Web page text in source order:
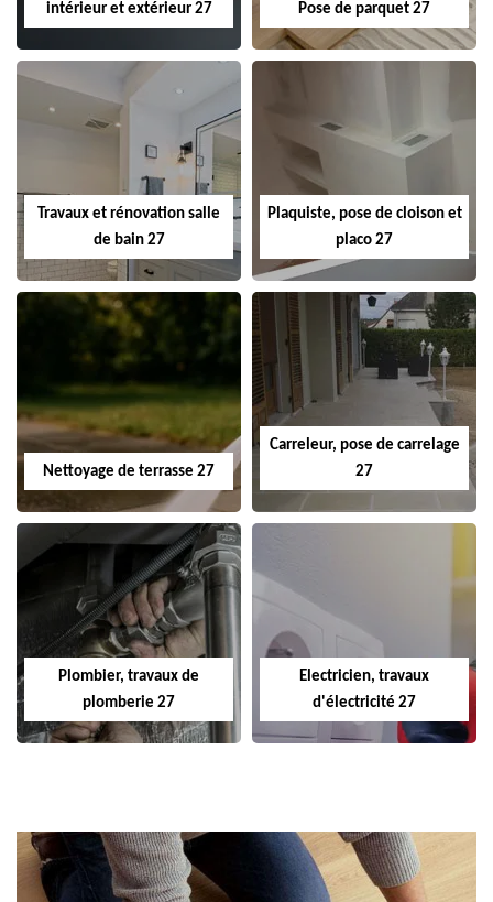
intérieur et extérieur 27
Pose de parquet 27
Travaux et rénovation salle
de bain 27
Plaquiste, pose de cloison et
placo 27
Nettoyage de terrasse 27
Carreleur, pose de carrelage
27
Plombier, travaux de
plomberie 27
Electricien, travaux
d'électricité 27